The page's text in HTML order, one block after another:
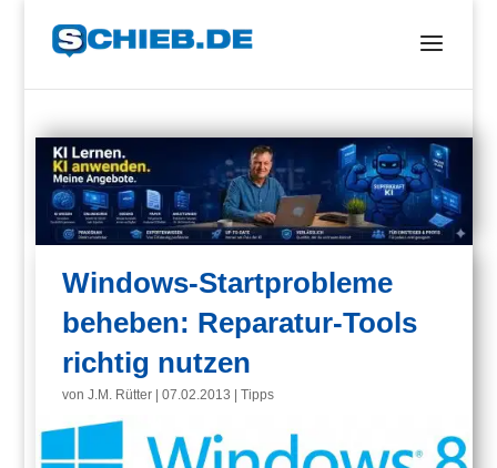
Windows-Startprobleme
beheben: Reparatur-Tools
richtig nutzen
vonJ.M. Rütter |07.02.2013 |Tipps